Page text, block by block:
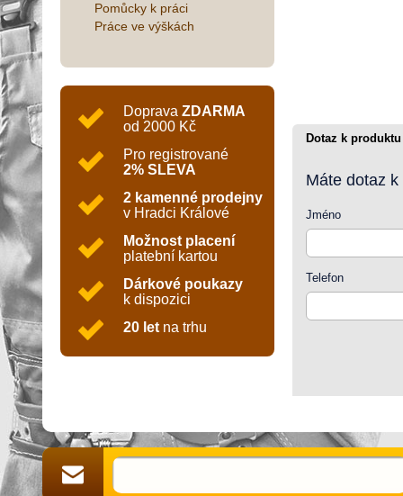
Pomůcky k práci
Práce ve výškách
Doprava ZDARMA
od 2000 Kč
Pro registrované
2% SLEVA
2 kamenné prodejny
v Hradci Králové
Možnost placení
platební kartou
Dárkové poukazy
k dispozici
20 let na trhu
Dotaz k produktu
Máte dotaz
Jméno
Telefon